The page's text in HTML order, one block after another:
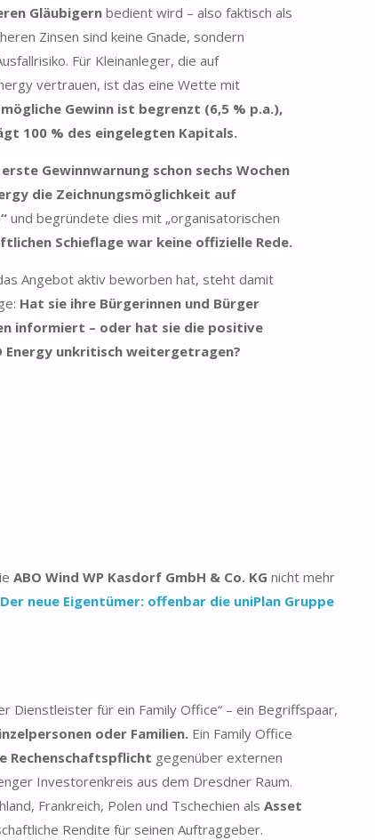
Gläubigern bedient wird – also faktisch als
Zinsen sind keine Gnade, sondern
Für Kleinanleger, die auf
vertrauen, ist das eine Wette mit
Gewinn ist begrenzt (6,5 % p.a.),
100 % des eingelegten Kapitals.
Gewinnwarnung schon sechs Wochen
die Zeichnungsmöglichkeit auf
und begründete dies mit „organisatorischen
Schieflage war keine offizielle Rede.
Angebot aktiv beworben hat, steht damit
Hat sie ihre Bürgerinnen und Bürger
informiert – oder hat sie die positive
Energy unkritisch weitergetragen?
ABO Wind WP Kasdorf GmbH & Co. KG nicht mehr
Der neue Eigentümer: offenbar die uniPlan Gruppe
für ein Family Office“ – ein Begriffspaar,
oder Familien. Ein Family Office
Rechenschaftspflicht gegenüber externen
Investorenkreis aus dem Dresdner Raum.
Frankreich, Polen und Tschechien als Asset
Rendite für seinen Auftraggeber.